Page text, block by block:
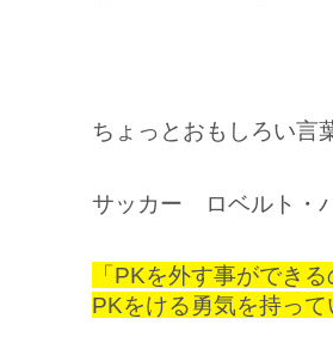
ちょっとおもしろい言
サッカー ロベルト・
「PKを外す事ができ
PKをける勇気を持っ